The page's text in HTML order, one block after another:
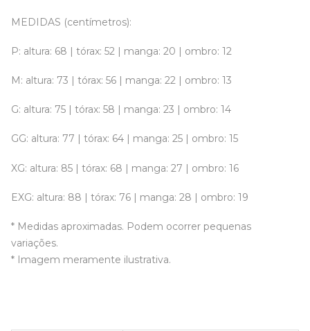
MEDIDAS (centímetros):
P: altura: 68 | tórax: 52 | manga: 20 | ombro: 12
M: altura: 73 | tórax: 56 | manga: 22 | ombro: 13
G: altura: 75 | tórax: 58 | manga: 23 | ombro: 14
GG: altura: 77 | tórax: 64 | manga: 25 | ombro: 15
XG: altura: 85 | tórax: 68 | manga: 27 | ombro: 16
EXG: altura: 88 | tórax: 76 | manga: 28 | ombro: 19
* Medidas aproximadas. Podem ocorrer pequenas
variações.
* Imagem meramente ilustrativa.